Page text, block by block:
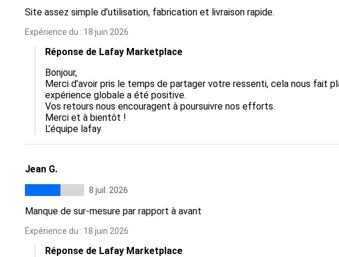
Site assez simple d'utilisation, fabrication et livraison rapide.
Expérience du : 18 juin 2026
Réponse de Lafay Marketplace
Bonjour,
Merci d’avoir pris le temps de partager votre ressenti, cela nous fait
expérience globale a été positive.
Vos retours nous encouragent à poursuivre nos efforts.
Merci et à bientôt !
L’équipe lafay
Jean G.
8 juil. 2026
Manque de sur-mesure par rapport à avant
Expérience du : 18 juin 2026
Réponse de Lafay Marketplace